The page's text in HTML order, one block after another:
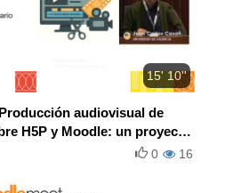
15' 10''
audiovisual de
H5P y Moodle: un proyecto
16
0